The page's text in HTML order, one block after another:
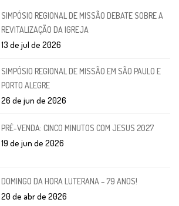
SIMPÓSIO REGIONAL DE MISSÃO DEBATE SOBRE A
REVITALIZAÇÃO DA IGREJA
13 de jul de 2026
SIMPÓSIO REGIONAL DE MISSÃO EM SÃO PAULO E
PORTO ALEGRE
26 de jun de 2026
PRÉ-VENDA: CINCO MINUTOS COM JESUS 2027
19 de jun de 2026
DOMINGO DA HORA LUTERANA – 79 ANOS!
20 de abr de 2026